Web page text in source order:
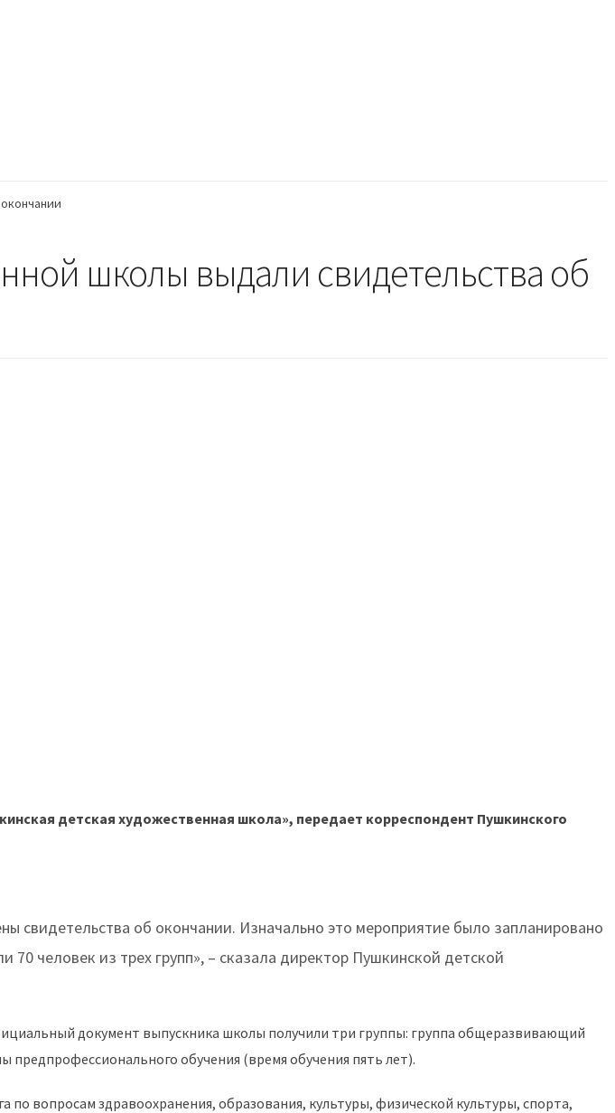
школы выдали свидетельства об
детская художественная школа», передает корреспондент Пушкинского
свидетельства об окончании. Изначально это мероприятие было запланировано
человек из трех групп», – сказала директор Пушкинской детской
документ выпускника школы получили три группы: группа общеразвивающий
предпрофессионального обучения (время обучения пять лет).
вопросам здравоохранения, образования, культуры, физической культуры, спорта,